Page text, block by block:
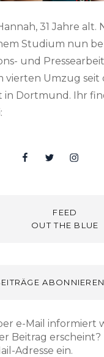
31 Jahre alt.
Studium nun
und
vierten Umzug seit
in Dortmund. Ihr
FacebookTwitterInsta
FEED
OUT THE BLUE
ABONNIEREN
e-Mail informiert
Beitrag erscheint?
Adresse ein.